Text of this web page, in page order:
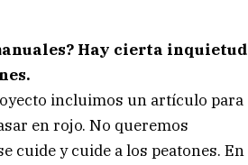
Hay cierta inquietud
incluimos un artículo para
en rojo. No queremos
cuide y cuide a los peatones. En